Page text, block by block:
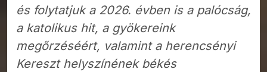
és folytatjuk a 2026. évben is a palócság,
a katolikus hit, a gyökereink
megőrzéséért, valamint a herencsényi
Kereszt helyszínének békés